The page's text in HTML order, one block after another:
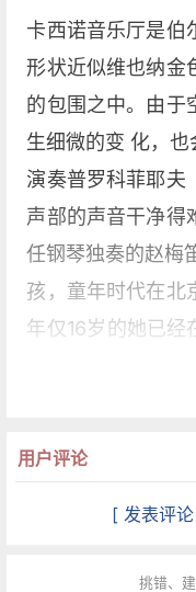
卡西诺音乐厅是伯
形状近似维也纳金
的包围之中。由于
生细微的变 化，
演奏普罗科菲耶夫
声部的声音干净得
任钢琴独奏的赵梅
孩，童年时代在北
年仅16岁的她已经
继续闪亮。这部创
巴赫和 湖南的民
物馆中一位画家
用户评论
[ 发表评
挑错、